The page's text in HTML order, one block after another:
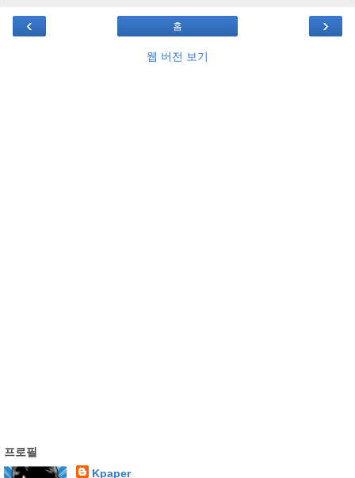
‹ ›
홈
웹 버전 보기
프로필
Kpaper